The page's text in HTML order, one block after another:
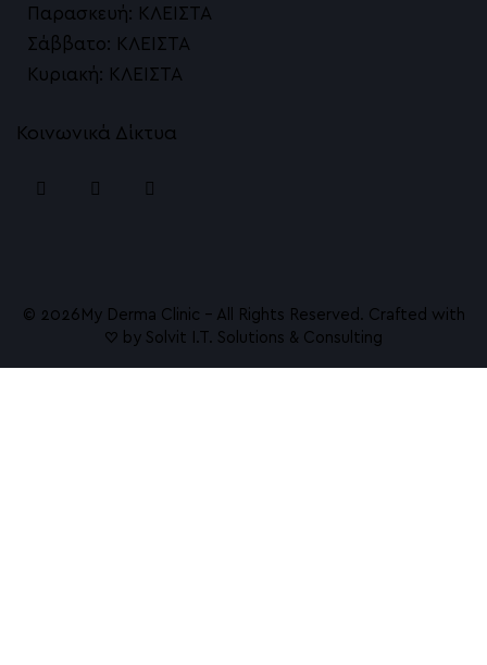
Παρασκευή: ΚΛΕΙΣΤΑ
Σάββατο: ΚΛΕΙΣΤΑ
Κυριακή: ΚΛΕΙΣΤΑ
Κοινωνικά Δίκτυα
© 2026ㅤMy Derma Clinic – All Rights Reserved. Crafted with
♡ by Solvit I.T. Solutions & Consulting